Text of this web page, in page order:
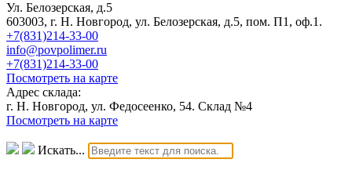
Ул. Белозерская, д.5
603003, г. Н. Новгород, ул. Белозерская, д.5, пом. П1, оф.1.
+7(831)214-33-00
info@povpolimer.ru
+7(831)214-33-00
Посмотреть на карте
Адрес склада:
г. Н. Новгород, ул. Федосеенко, 54. Склад №4
Посмотреть на карте
Искать...